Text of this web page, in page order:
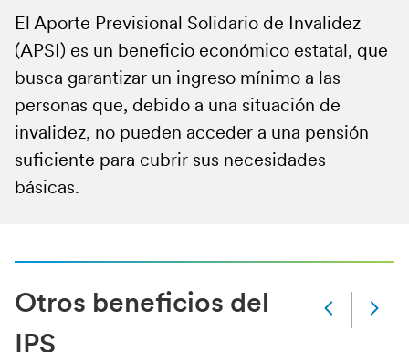
El Aporte Previsional Solidario de Invalidez
(APSI) es un beneficio económico estatal, que
busca garantizar un ingreso mínimo a las
personas que, debido a una situación de
invalidez, no pueden acceder a una pensión
suficiente para cubrir sus necesidades
básicas.
Debes ser mayor de 18 y menor de 65 años, ser
declarado inválido por la Comisión Médica o
recibir una Pensión de Invalidez; además de:
Recibir Pensión inferior a $224.004 pesos (monto de
la PGU)
No tener Pensión Dipreca o Capredena.
Acreditar 5 años continuos o discontinuos de
Pertenecer al 80% más pobre de la población, según
Puntaje de Focalización Previsional.
Puedes consultar si eres beneficiario y
solicitarlo en la página de ChileAtiendeaquí
Este documento contiene la resolución del
IPS sobre tu solicitud.
Si es aprobada, ese documento indicará cuánto será el
complemento a tu Pensión de Invalidez.
‎Otros beneficios del
IPS
Slide
Changed